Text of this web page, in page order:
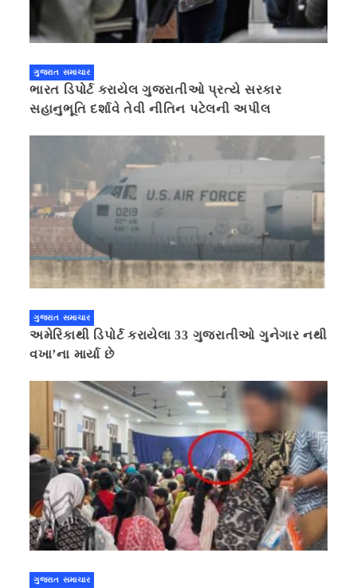
ગુજરાત સમાચાર
ભારત ડિપોર્ટ કરાયેલ ગુજરાતીઓ પ્રત્યે સરકાર
સહાનુભૂતિ દર્શાવે તેવી નીતિન પટેલની અપીલ
ગુજરાત સમાચાર
અમેરિકાથી ડિપોર્ટ કરાયેલા 33 ગુજરાતીઓ ગુનેગાર નથી
વખા’ના માર્યા છે
ગુજરાત સમાચાર